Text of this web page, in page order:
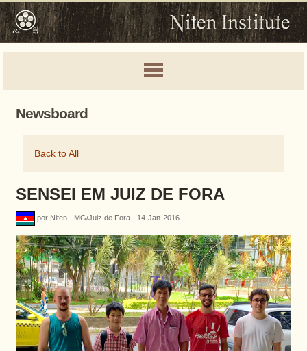
Newsboard
Back to All
SENSEI EM JUIZ DE FORA
por Niten - MG/Juiz de Fora - 14-Jan-2016